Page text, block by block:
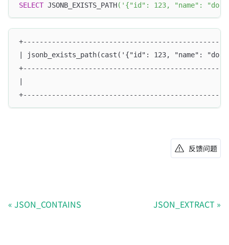
SELECT JSONB_EXISTS_PATH( '{"id": 123, "name":
| jsonb_exists_path(cast('{"id": 123, "name":
反馈问题
JSON_CONTAINS JSON_EXTRACT